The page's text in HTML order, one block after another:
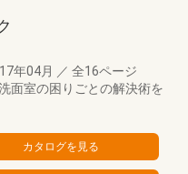
年04月 ／ 全16ページ
面室の困りごとの解決術を